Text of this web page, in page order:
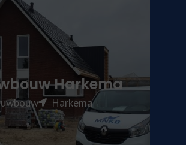
Harkema
Harkema